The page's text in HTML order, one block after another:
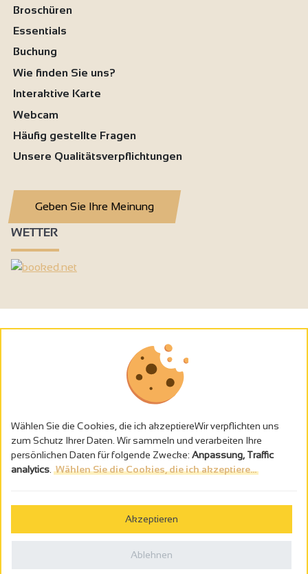
Broschüren
Essentials
Buchung
Wie finden Sie uns?
Interaktive Karte
Webcam
Häufig gestellte Fragen
Unsere Qualitätsverpflichtungen
Geben Sie Ihre Meinung
WETTER
Alkoholmissbrauch ist gefährlich für die Gesundheit - trinken Sie in
Politique de confidentialité
Wählen Sie die Cookies, die ich akzeptiereWir verpflichten uns
zum Schutz Ihrer Daten. Wir sammeln und verarbeiten Ihre
persönlichen Daten für folgende Zwecke: Anpassung, Traffic
analytics Wählen Sie die Cookies, die ich akzeptiere...
Akzeptieren
Ablehnen